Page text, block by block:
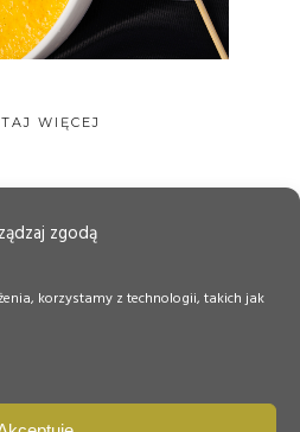
zgodą
korzystamy z technologii, takich jak
WIĘCEJ